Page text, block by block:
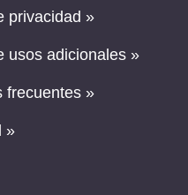
privacidad »
usos adicionales »
frecuentes »
»